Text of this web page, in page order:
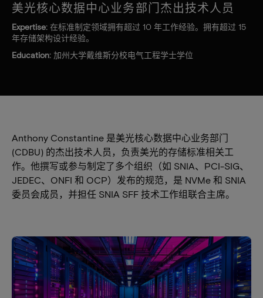
美光核心数据中心业务部门杰出技术人员
Expertise: 在标准制定领域拥有超过 10 年工作经验。拥有超过 15
年存储架构设计经验。
Education: 加州大学戴维斯分校电气工程学士学位
Anthony Constantine 是美光核心数据中心业务部门
(CDBU) 的杰出技术人员，负责美光的存储标准相关工
作。他撰写或参与制定了多个组织（如 SNIA、PCI-SIG、
JEDEC、ONFI 和 OCP）发布的规范，是 NVMe 和 SNIA
委员会成员，并担任 SNIA SFF 技术工作组联合主席。